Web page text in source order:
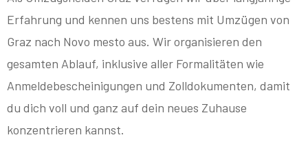
Erfahrung und kennen uns bestens mit Umzügen von
Graz nach Novo mesto aus. Wir organisieren den
gesamten Ablauf, inklusive aller Formalitäten wie
Anmeldebescheinigungen und Zolldokumenten, damit
du dich voll und ganz auf dein neues Zuhause
konzentrieren kannst.